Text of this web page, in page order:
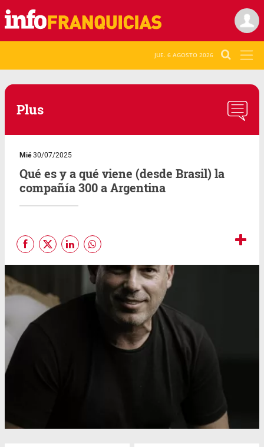
JUE. 6 AGOSTO 2026
Plus
Mié30/07/2025
Qué es y a qué viene (desde Brasil) la
compañía 300 a Argentina